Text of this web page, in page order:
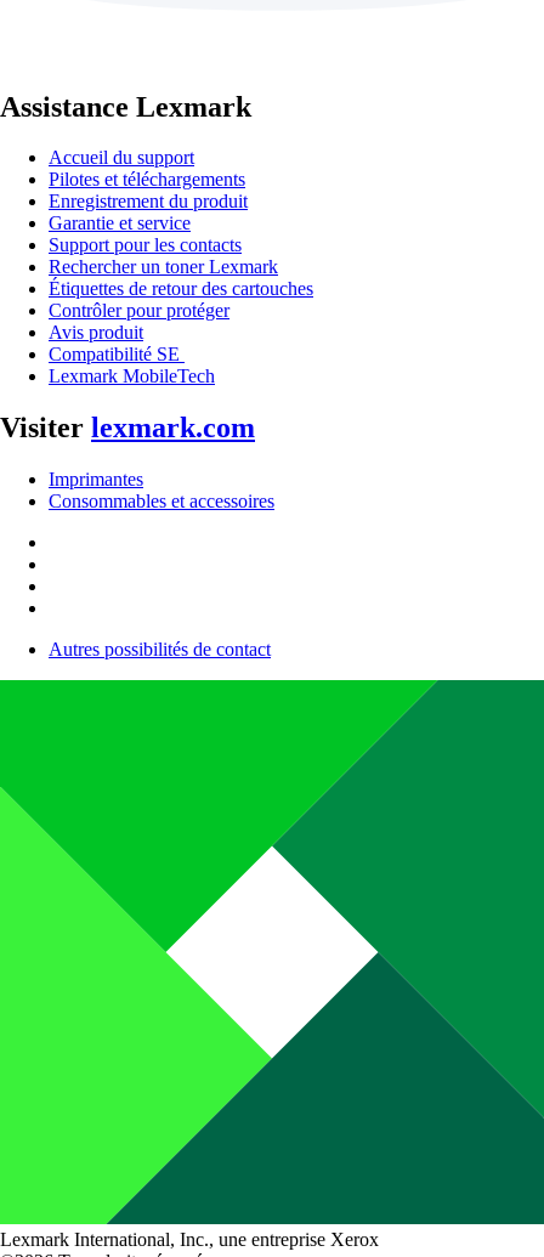
Assistance Lexmark
Accueil du support
Pilotes et téléchargements
Enregistrement du produit
Garantie et service
Support pour les contacts
Rechercher un toner Lexmark
Étiquettes de retour des cartouches
Contrôler pour protéger
Avis produit
Compatibilité SE
Lexmark MobileTech
Visiter lexmark.com
Imprimantes
Consommables et accessoires
Autres possibilités de contact
Lexmark International, Inc., une entreprise Xerox